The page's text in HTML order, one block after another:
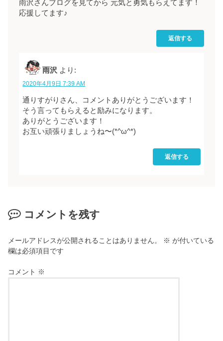
雨沢さんブログを見てから 元気と勇気もらえてます！
応援してます♪
返信する
雨沢 より:
2020年4月9日 7:39 AM
通りすがりさん、コメントありがとうございます！
そう言ってもらえると励みになります。
ありがとうございます！
お互い頑張りましょうね〜(*^ω^*)
返信する
コメントを残す
メールアドレスが公開されることはありません。 ※ が付いている
欄は必須項目です
コメント ※